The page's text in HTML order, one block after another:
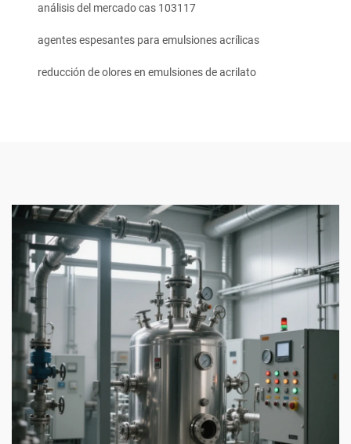
análisis del mercado cas 103117
agentes espesantes para emulsiones acrílicas
reducción de olores en emulsiones de acrilato